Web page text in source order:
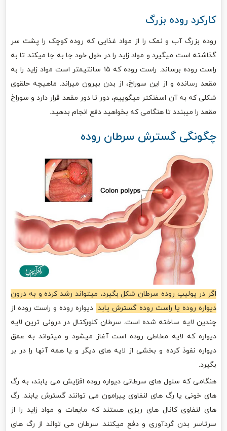
کارکرد روده بزرگ
روده بزرگ آب و نمک را از مواد غذایی که روده کوچک را پشت سر
گذاشته است میگیرد و مواد زاید را در طول خود جا به جا میکند تا به
راست روده برساند. راست روده که ۱۵ سانتیمتر است مواد زاید را به
مقعد رسانده و از این سوراخ، از بدن بیرون میراند. ماهیچه حلقوی
شکلی که به آن اسفنکتر میگوییم، دور تا دور مقعد قرار دارد و سوراخ
مقعد را میبندد تا هنگامی که بخواهید دفع انجام بدهید.
چگونگی گسترش سرطان روده
اگر در پولیپ روده سرطان شکل بگیرد، میتواند رشد کرده و به درون
دیواره روده یا راست روده گسترش یابد. دیواره روده و راست روده از
چندین لایه ساخته شده است. سرطان کلورکتال در درونی ترین لایه
دیواره که لایه مخاطی روده است آغاز میشود و میتواند به عمق
دیواره نفوذ کرده و بخشی از لایه های دیگر و یا همه آنها را در بر
بگیرد.
هنگامی که سلول های سرطانی دیواره روده افزایش می یابند، به رگ
های خونی یا رگ های لنفاوی پیرامون می توانند گسترش یابند. رگ
های لنفاوی کانال های ریزی هستند که مایعات و مواد زاید را از
سرتاسر بدن گردآوری و دفع میکنند. سرطان می تواند از رگ های